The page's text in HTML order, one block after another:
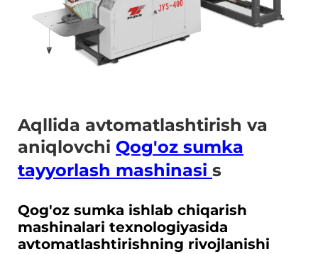
Aqllida avtomatlashtirish va
aniqlovchi Qog'oz sumka
tayyorlash mashinasi s
Qog'oz sumka ishlab chiqarish
mashinalari texnologiyasida
avtomatlashtirishning rivojlanishi